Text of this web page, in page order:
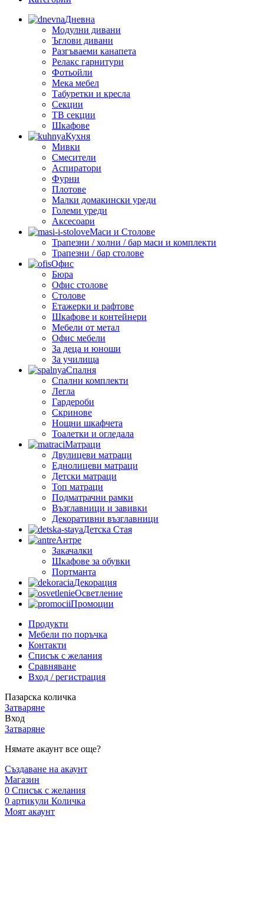
Дневна
Модулни дивани
Ъглови дивани
Разгъваеми канапета
Релакс гарнитури
Фотьойли
Мека мебел
Табуретки и кресла
Секции
ТВ секции
Шкафове
Кухня
Мивки
Смесители
Аспиратори
Фурни
Плотове
Малки домакински уреди
Големи уреди
Аксесоари
Маси и Столове
Трапезни / холни / бар маси и комплекти
Трапезни / бар столове
Офис
Бюра
Офис столове
Столове
Етажерки и рафтове
Шкафове и контейнери
Мебели от метал
Офис мебели
За деца и юноши
За училища
Спалня
Спални комплекти
Легла
Гардероби
Скринове
Нощни шкафчета
Тоалетки и огледала
Матраци
Двулицеви матраци
Еднолицеви матраци
Детски матраци
Топ матраци
Подматрачни рамки
Възглавници и завивки
Декоративни възглавници
Детска Стая
Антре
Закачалки
Шкафове за обувки
Портманта
Декорация
Осветление
Промоции
Продукти
Мебели по поръчка
Контакти
Списък с желания
Сравняване
Вход / регистрация
Пазарска количка
Затваряне
Вход
Затваряне
Нямате акаунт все още?
Създаване на акаунт
Магазин
0 Списък с желания
0 артикули Количка
Моят акаунт